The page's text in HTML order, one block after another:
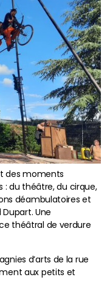
des moments
: du théâtre, du cirque,
déambulatoires et
Une
théâtral de verdure
d’arts de la rue
aux petits et